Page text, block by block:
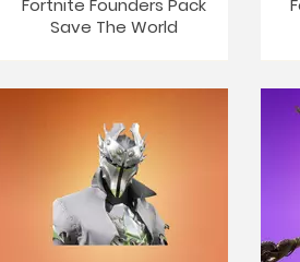
Fortnite Founders Pack
Save The World